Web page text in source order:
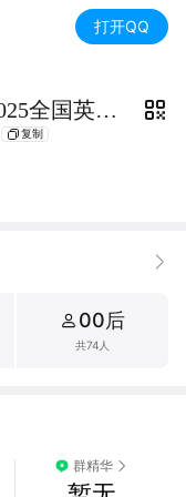
打开QQ
【志愿者群49】2025全国英翻赛
复制
00后
共74人
群精华